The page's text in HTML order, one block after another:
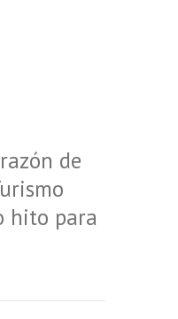
de
hito para